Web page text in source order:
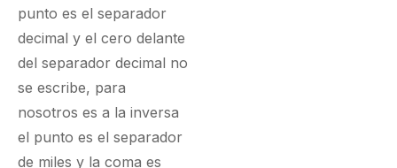
punto es el separador
decimal y el cero delante
del separador decimal no
se escribe, para
nosotros es a la inversa
el punto es el separador
de miles y la coma es